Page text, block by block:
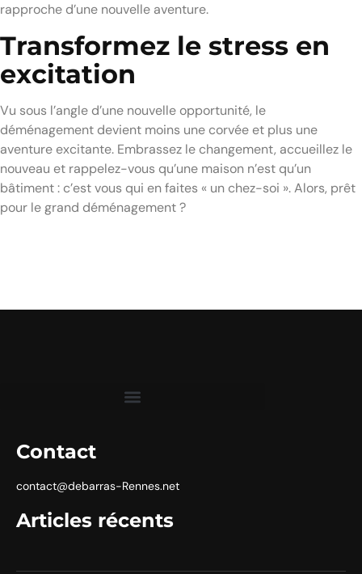
rapproche d’une nouvelle aventure.
Transformez le stress en
excitation
Vu sous l’angle d’une nouvelle opportunité, le
déménagement devient moins une corvée et plus une
aventure excitante. Embrassez le changement, accueillez le
nouveau et rappelez-vous qu’une maison n’est qu’un
bâtiment : c’est vous qui en faites « un chez-soi ». Alors, prêt
pour le grand déménagement ?
Contact
contact@debarras-Rennes.net
Articles récents